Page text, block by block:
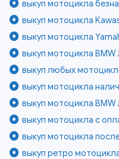
выкуп мотоцикла
выкуп мотоцикла
выкуп мотоцикла
выкуп мотоцикла
выкуп любых
выкуп мотоцикла
выкуп мотоцикла BMW
выкуп мотоцикла с
выкуп мотоцикла
выкуп ретро